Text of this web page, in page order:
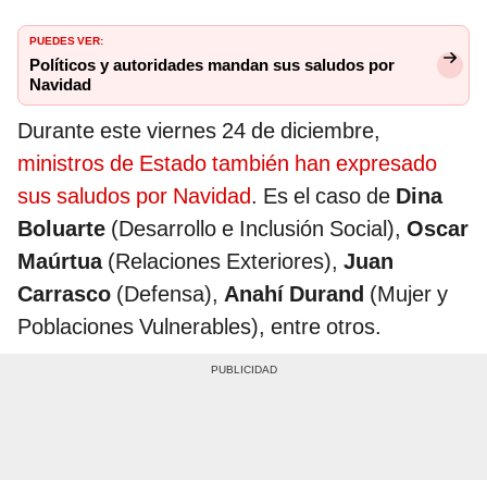
PUEDES VER:
Políticos y autoridades mandan sus saludos por
Navidad
Durante este viernes 24 de diciembre,
ministros de Estado también han expresado
sus saludos por Navidad. Es el caso de Dina
Boluarte (Desarrollo e Inclusión Social), Oscar
Maúrtua (Relaciones Exteriores), Juan
Carrasco (Defensa), Anahí Durand (Mujer y
Poblaciones Vulnerables), entre otros.